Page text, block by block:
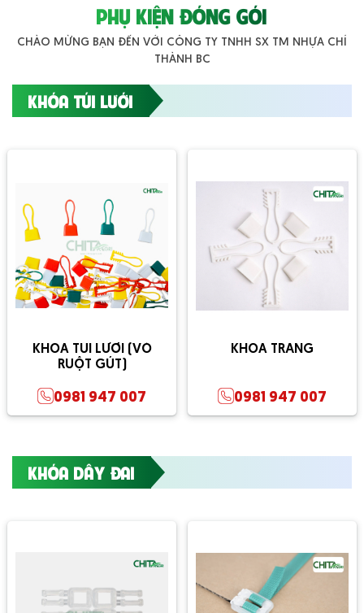
PHỤ KIỆN ĐÓNG GÓI
CHÀO MỪNG BẠN ĐẾN VỚI CÔNG TY TNHH SX TM NHỰA CHÍ
THÀNH BC
KHÓA TÚI LƯỚI
KHÓA TÚI LƯỚI (VỎ
RUỘT GÚT)
0981 947 007
KHOÁ TRẮNG
0981 947 007
KHÓA DÂY ĐAI